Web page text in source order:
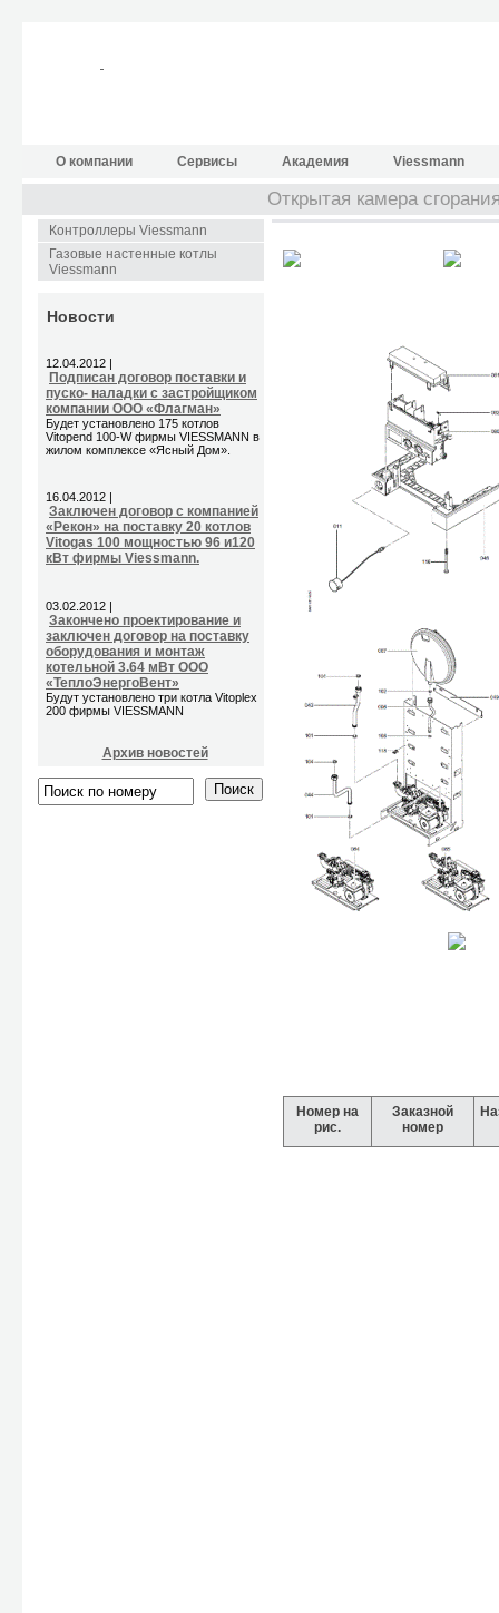
О компании Сервисы Академия Viessmann
Открытая камера
Контроллеры Viessmann
Газовые настенные котлы
Viessmann
Новости
12.04.2012 |
Подписан договор поставки и
пуско- наладки с застройщиком
компании ООО «Флагман»
Будет установлено 175 котлов
Vitopend 100-W фирмы VIESSMANN в
жилом комплексе «Ясный Дом».
16.04.2012 |
Заключен договор с компанией
«Рекон» на поставку 20 котлов
Vitogas 100 мощностью 96 и120
кВт фирмы Viessmann.
03.02.2012 |
Закончено проектирование и
заключен договор на поставку
оборудования и монтаж
котельной 3.64 мВт ООО
«ТеплоЭнергоВент»
Будут установлено три котла Vitoplex
200 фирмы VIESSMANN
Архив новостей
Номер на
рис.
Заказной
номер